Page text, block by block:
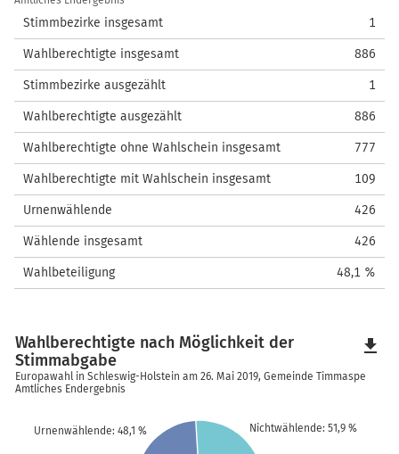
Stimmbezirke insgesamt 1
Wahlberechtigte insgesamt 886
Stimmbezirke ausgezählt 1
Wahlberechtigte ausgezählt 886
Wahlberechtigte ohne Wahlschein insgesamt 777
Wahlberechtigte mit Wahlschein insgesamt 109
Urnenwählende 426
Wählende insgesamt 426
Wahlbeteiligung 48,1 %
Urnenwählende: 48,1 % Nichtwählende: 51,9 %
Wahlberechtigte nach Möglichkeit der
Stimmabgabe
Europawahl in Schleswig-Holstein am 26. Mai 2019, Gemeinde Timmaspe
Amtliches Endergebnis
file_download